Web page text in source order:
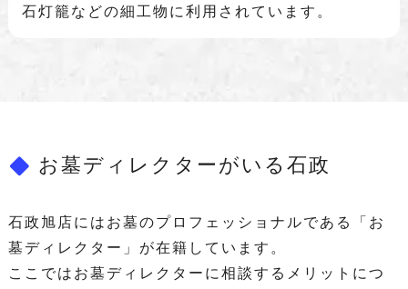
石灯籠などの細工物に利用されています。
お墓ディレクターがいる石政
石政旭店にはお墓のプロフェッショナルである「お
墓ディレクター」が在籍しています。
ここではお墓ディレクターに相談するメリットにつ